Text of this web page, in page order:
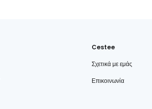
Cestee
Σχετικά με εμάς
Επικοινωνία